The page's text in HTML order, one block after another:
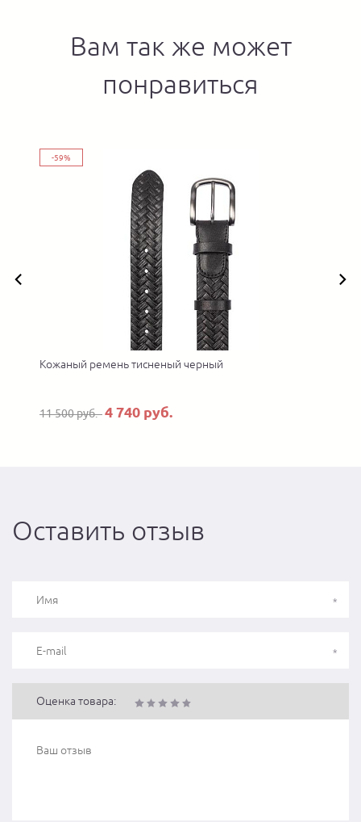
Вам так же может
понравиться
-59%
Кожаный ремень тисненый черный
11 500 руб.4 740 руб.
Оставить отзыв
Оценка товара: